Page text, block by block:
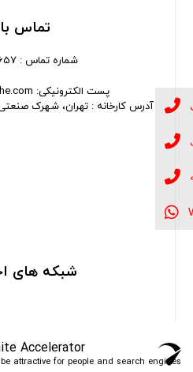
تماس
شماره تماس : 02156392657
پست الکترونیکی: info@royaltahviehe.com
آدرس کارخانه : تهران، شهرک صنعتی
شبکه های
Accelerator
attractive for people and search engines.